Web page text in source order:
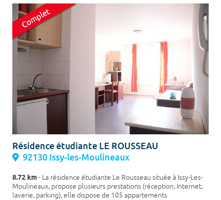
Résidence étudiante LE ROUSSEAU
92130 Issy-les-Moulineaux
8.72 km- La résidence étudiante Le Rousseau située à Issy-Les-
Moulineaux, propose plusieurs prestations (réception, Internet,
laverie, parking), elle dispose de 105 appartements